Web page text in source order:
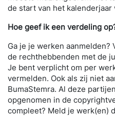
de start van het kalenderjaar
Hoe geef ik een verdeling
Ga je je werken
de rechthebbenden met de
Je bent verplicht om per
vermelden. Ook als zij niet
BumaStemra. Al deze
opgenomen in de
compleet? Meld je werk(en)